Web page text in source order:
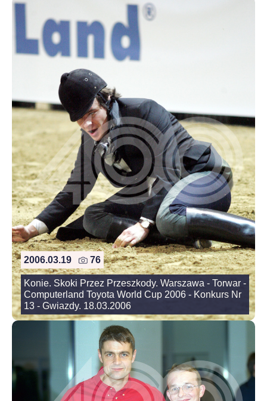
2006.03.19 76
Konie. Skoki Przez Przeszkody. Warszawa - Torwar -
Computerland Toyota World Cup 2006 - Konkurs Nr
13 - Gwiazdy. 18.03.2006